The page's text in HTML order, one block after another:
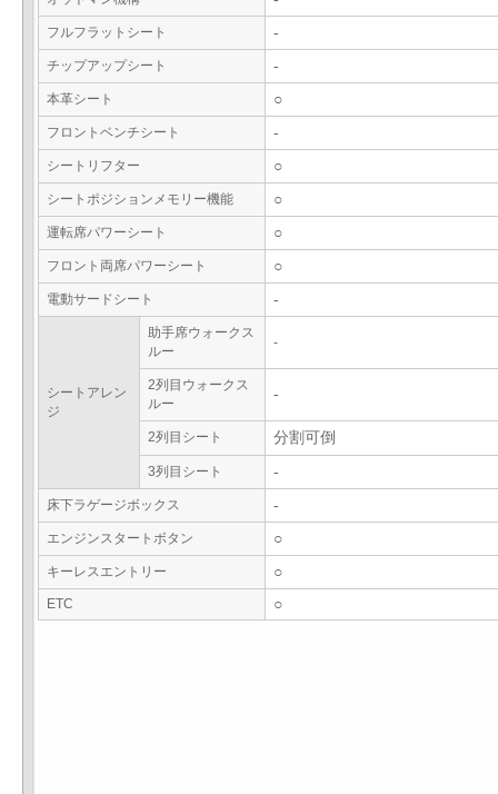
フルフラットシート -
チップアップシート -
本革シート ○
フロントベンチシート -
シートリフター ○
シートポジションメモリー機能 ○
運転席パワーシート ○
フロント両席パワーシート ○
電動サードシート -
シートアレン
ジ
助手席ウォークス
ルー
-
2列目ウォークス
ルー
-
2列目シート 分割可倒
3列目シート -
床下ラゲージボックス -
エンジンスタートボタン ○
キーレスエントリー ○
ETC ○